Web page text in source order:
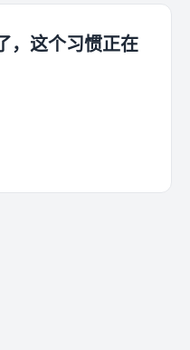
，这个习惯正在